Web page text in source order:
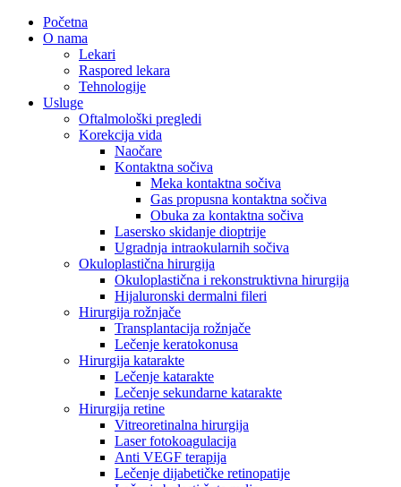
Početna
O nama
Lekari
Raspored lekara
Tehnologije
Usluge
Oftalmološki pregledi
Korekcija vida
Naočare
Kontaktna sočiva
Meka kontaktna sočiva
Gas propusna kontaktna sočiva
Obuka za kontaktna sočiva
Lasersko skidanje dioptrije
Ugradnja intraokularnih sočiva
Okuloplastična hirurgija
Okuloplastična i rekonstruktivna hirurgija
Hijaluronski dermalni fileri
Hirurgija rožnjače
Transplantacija rožnjače
Lečenje keratokonusa
Hirurgija katarakte
Lečenje katarakte
Lečenje sekundarne katarakte
Hirurgija retine
Vitreoretinalna hirurgija
Laser fotokoagulacija
Anti VEGF terapija
Lečenje dijabetičke retinopatije